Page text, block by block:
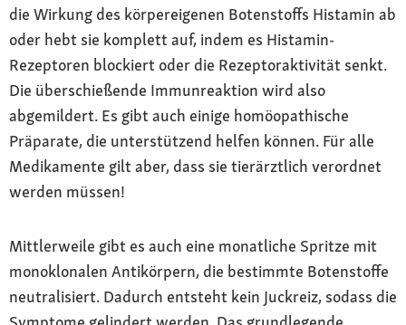
die Wirkung des körpereigenen Botenstoffs Histamin ab
oder hebt sie komplett auf, indem es Histamin-
Rezeptoren blockiert oder die Rezeptoraktivität senkt.
Die überschießende Immunreaktion wird also
abgemildert. Es gibt auch einige homöopathische
Präparate, die unterstützend helfen können. Für alle
Medikamente gilt aber, dass sie tierärztlich verordnet
werden müssen!
Mittlerweile gibt es auch eine monatliche Spritze mit
monoklonalen Antikörpern, die bestimmte Botenstoffe
neutralisiert. Dadurch entsteht kein Juckreiz, sodass die